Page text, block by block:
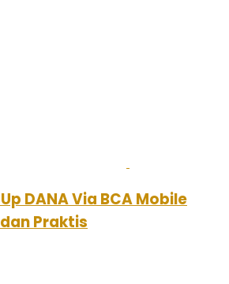
DANA Via BCA Mobile
Praktis